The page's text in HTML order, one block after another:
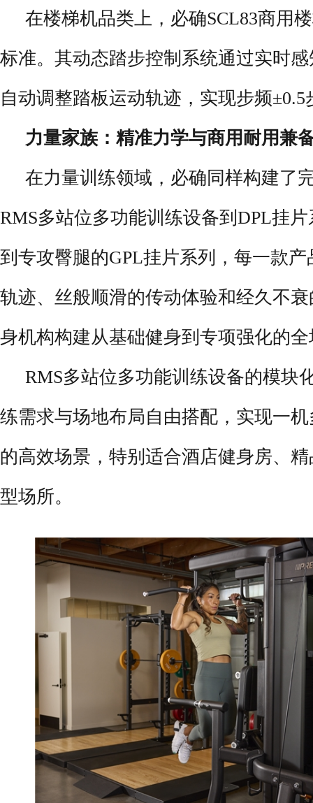
在楼梯机品类上，必确SCL83商用
标准。其动态踏步控制系统通过实时
自动调整踏板运动轨迹，实现步频
力量家族：精准力学与商用耐用兼
在力量训练领域，必确同样构建了
RMS多站位多功能训练设备到DPL挂
到专攻臀腿的GPL挂片系列，每一款
轨迹、丝般顺滑的传动体验和经久不
身机构构建从基础健身到专项强化的
RMS多站位多功能训练设备的模块
练需求与场地布局自由搭配，实现一
的高效场景，特别适合酒店健身房、
型场所。